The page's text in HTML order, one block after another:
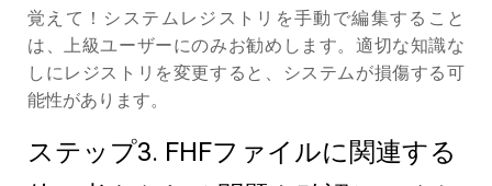
覚えて！システムレジストリを手動で編集すること
は、上級ユーザーにのみお勧めします。適切な知識な
しにレジストリを変更すると、システムが損傷する可
能性があります。
ステップ3. FHFファイルに関連する